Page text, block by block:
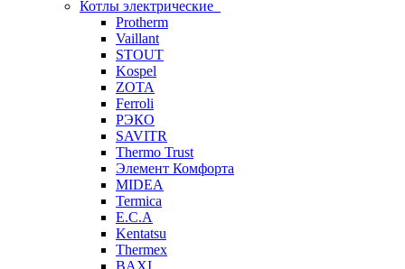
Котлы электрические
Protherm
Vaillant
STOUT
Kospel
ZOTA
Ferroli
РЭКО
SAVITR
Thermo Trust
Элемент Комфорта
MIDEA
Termica
E.C.A
Kentatsu
Thermex
BAXI